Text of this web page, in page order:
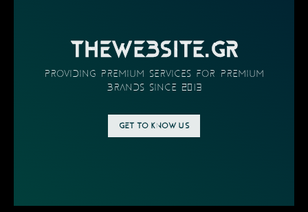
THEWEBSITE.GR
providing PREMIUM SERVICES FOR PREMIUM
BRANDS SINCE 2013
GET TO KNOW US